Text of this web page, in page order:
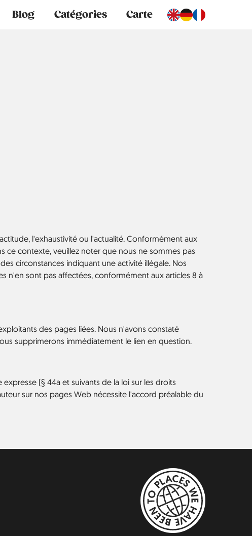
Blog Catégories Carte
l'exhaustivité ou l'actualité. Conformément aux
ce contexte, veuillez noter que nous ne sommes pas
circonstances indiquant une activité illégale. Nos
n'en sont pas affectées, conformément aux articles 8 à
des pages liées. Nous n'avons constaté
supprimerons immédiatement le lien en question.
(§ 44a et suivants de la loi sur les droits
sur nos pages Web nécessite l'accord préalable du